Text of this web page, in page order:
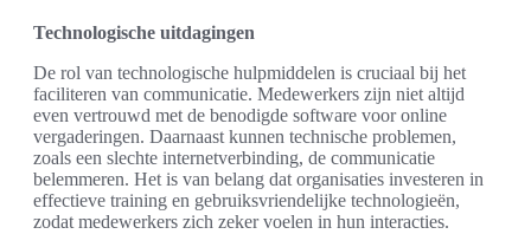
Technologische uitdagingen
De rol van technologische hulpmiddelen is cruciaal bij het
faciliteren van communicatie. Medewerkers zijn niet altijd
even vertrouwd met de benodigde software voor online
vergaderingen. Daarnaast kunnen technische problemen,
zoals een slechte internetverbinding, de communicatie
belemmeren. Het is van belang dat organisaties investeren in
effectieve training en gebruiksvriendelijke technologieën,
zodat medewerkers zich zeker voelen in hun interacties.